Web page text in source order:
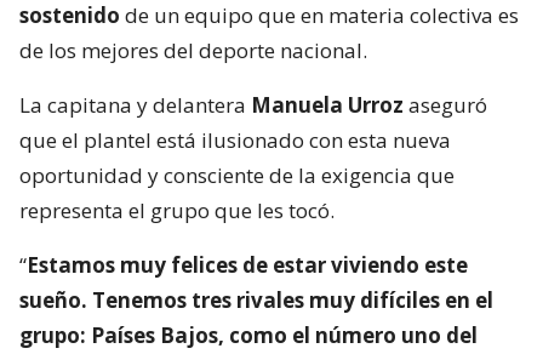
sostenido de un equipo que en materia colectiva es
de los mejores del deporte nacional.
La capitana y delantera Manuela Urroz aseguró
que el plantel está ilusionado con esta nueva
oportunidad y consciente de la exigencia que
representa el grupo que les tocó.
“Estamos muy felices de estar viviendo este
sueño. Tenemos tres rivales muy difíciles en el
grupo: Países Bajos, como el número uno del